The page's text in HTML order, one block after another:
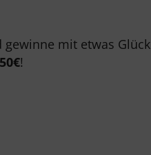
mit etwas Glück
50€!